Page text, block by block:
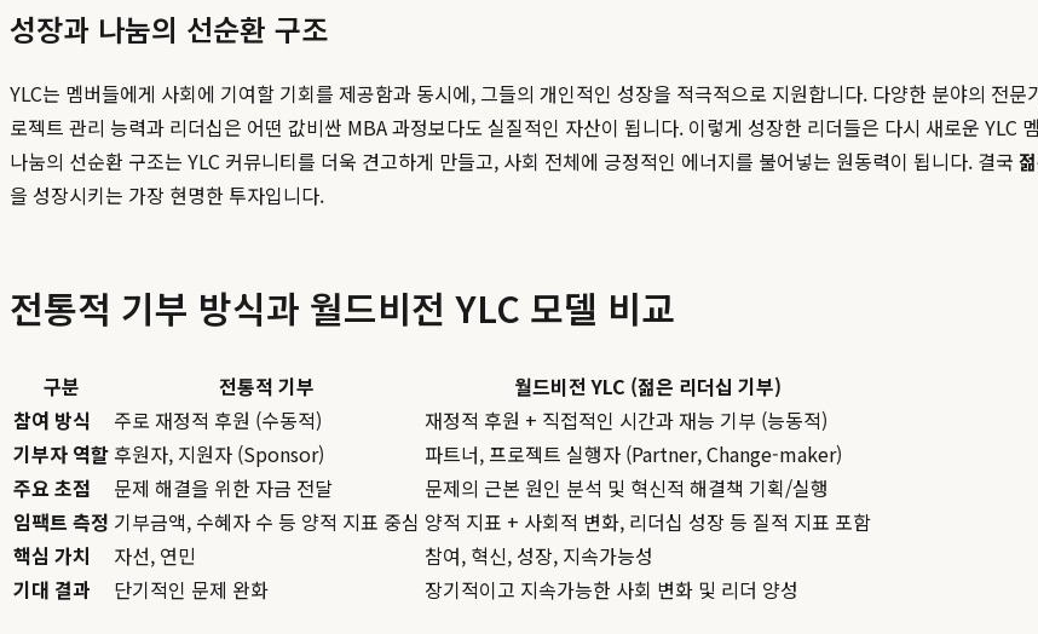
성장과 나눔의 선순환 구조
YLC는 멤버들에게 사회에 기여할 기회를 제공함과 동시에, 그들의 개인적인 성장을 적극적으로 지원합니다. 다양한 분야의 전
로젝트 관리 능력과 리더십은 어떤 값비싼 MBA 과정보다도 실질적인 자산이 됩니다. 이렇게 성장한 리더들은 다시 새로운
나눔의 선순환 구조는 YLC 커뮤니티를 더욱 견고하게 만들고, 사회 전체에 긍정적인 에너지를 불어넣는 원동력이 됩니다. 결국
을 성장시키는 가장 현명한 투자입니다.
전통적 기부 방식과 월드비전 YLC 모델 비교
구분 전통적 기부
월드비전 YLC (젊은 리더십 기부)
참여 방식
주로 재정적 후원 (수동적)
재정적 후원 + 직접적인 시간과 재능 기부 (능동적)
기부자 역할 후원자, 지원자 (Sponsor)
파트너, 프로젝트 실행자 (Partner, Change-maker)
주요 초점
문제 해결을 위한 자금 전달
문제의 근본 원인 분석 및 혁신적 해결책 기획/실행
임팩트 측정 기부금액, 수혜자 수 등 양적 지표 중심 양적 지표 + 사회적 변화, 리더십 성장 등 질적 지표 포함
핵심 가치
자선, 연민
참여, 혁신, 성장, 지속가능성
기대 결과
단기적인 문제 완화 장기적이고 지속가능한 사회 변화 및 리더 양성